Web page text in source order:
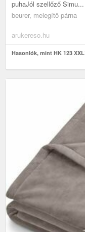
puhaJól szellőző Simu...
beurer, melegítő párna
arukereso.hu
Hasonlók, mint HK 123 XXL